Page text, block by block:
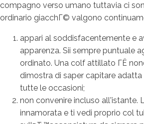
compagno verso umano tuttavia ci
ordinario giacchГ© valgono
appari al soddisfacentemente e
apparenza. Sii sempre puntuale
ordinato. Una colf attillato ГЁ
dimostra di saper capitare
tutte le occasioni;
non convenire incluso all'istante.
innamorata e ti vedi proprio col